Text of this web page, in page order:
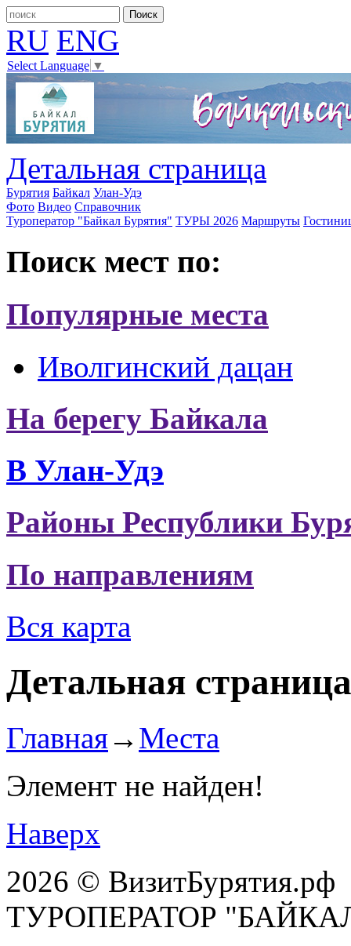
RU ENG
Select Language ▼
Детальная страница
Бурятия Байкал Улан-Удэ
Фото Видео Справочник
Туроператор "Байкал Бурятия" ТУРЫ 2026 Маршруты
Поиск мест по:
Популярные места
Иволгинский дацан
На берегу Байкала
В Улан-Удэ
Районы Республики
По направлениям
Вся карта
Детальная страница
Главная→ Места
Элемент не найден!
Наверх
2026 © ВизитБурятия.рф
ТУРОПЕРАТОР